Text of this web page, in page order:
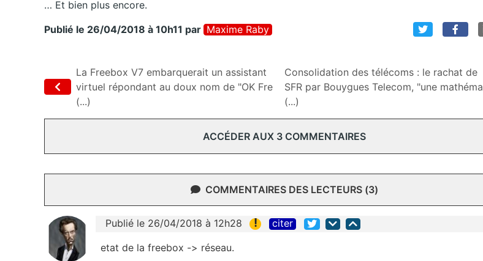
… Et bien plus encore.
Publié le 26/04/2018 à 10h11 par Maxime Raby
La Freebox V7 embarquerait un assistant
virtuel répondant au doux nom de "OK Fre
(...)
Consolidation des télécoms : le rachat de
SFR par Bouygues Telecom, "une mathéma
(...)
ACCÉDER AUX 3 COMMENTAIRES
COMMENTAIRES DES LECTEURS (3)
Publié le 26/04/2018 à 12h28 ! citer
etat de la freebox -> réseau.